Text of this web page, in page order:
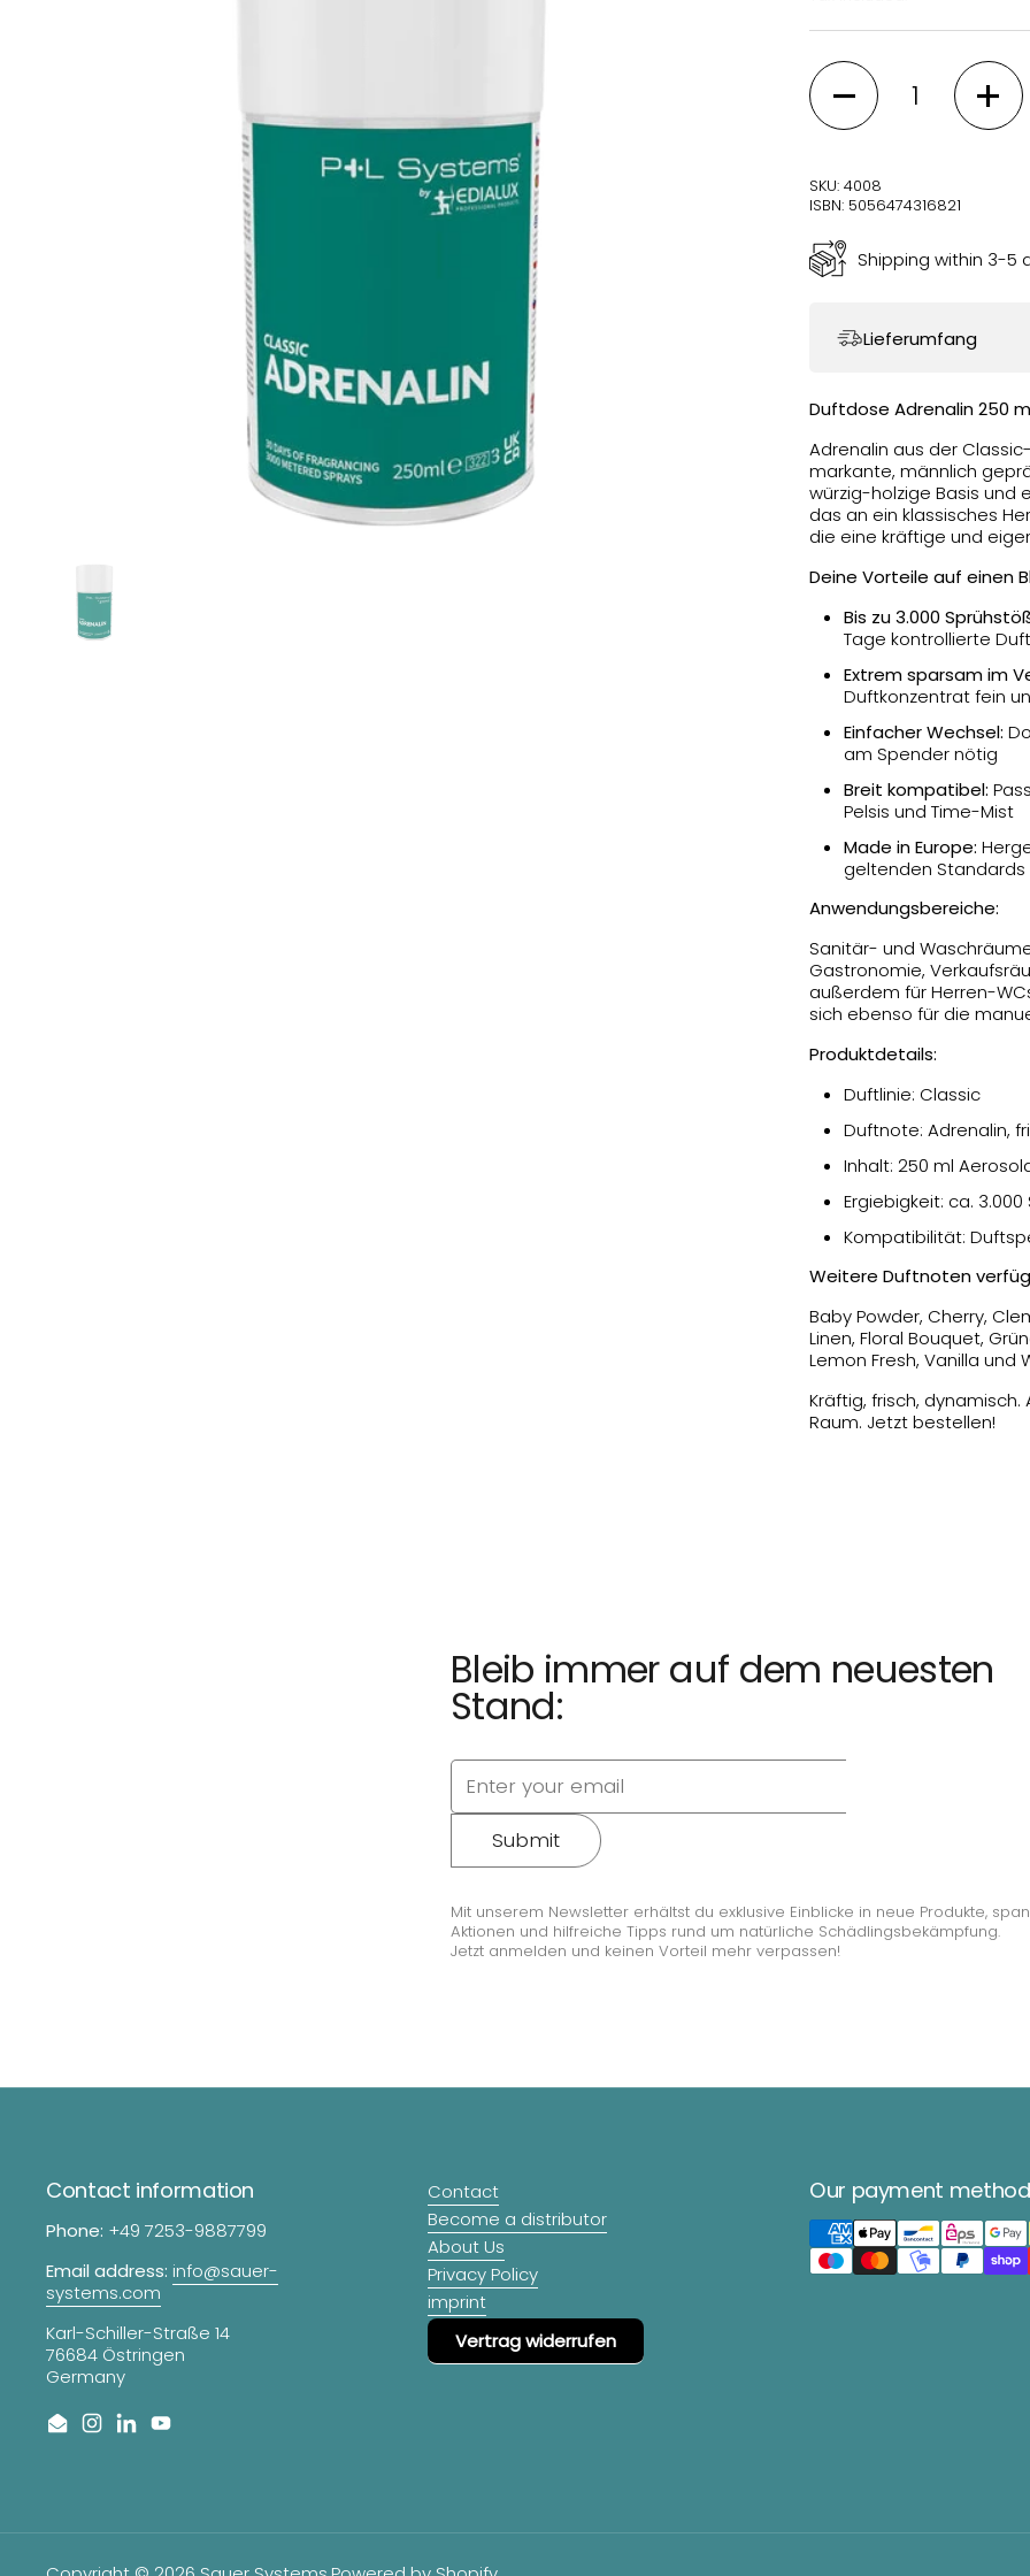
Quantity
SKU: 4008
ISBN: 5056474316821
Shipping within 3-5
Lieferumfang
Duftdose Adrenalin 250
Adrenalin aus der
markante, männlich
würzig-holzige Basis und
das an ein klassisches
die eine kräftige und
Deine Vorteile auf einen
Bis zu 3.000
Tage kontrollierte
Extrem sparsam im
Duftkonzentrat fein
Einfacher Wechsel:
am Spender nötig
Breit kompatibel:
Pelsis und Time-Mist
Made in Europe:
geltenden Standards
Anwendungsbereiche:
Sanitär- und
Gastronomie,
außerdem für Herren-
sich ebenso für die
Produktdetails:
Duftlinie: Classic
Duftnote: Adrenalin,
Inhalt: 250 ml
Ergiebigkeit: ca.
Kompatibilität:
Weitere Duftnoten
Baby Powder, Cherry,
Linen, Floral Bouquet,
Lemon Fresh, Vanilla und
Kräftig, frisch,
Raum. Jetzt bestellen!
Bleib immer auf dem neuesten
Stand:
Submit
Mit unserem Newsletter erhältst du exklusive Einblicke in neue Produkte,
Aktionen und hilfreiche Tipps rund um natürliche Schädlingsbekämpfung.
Jetzt anmelden und keinen Vorteil mehr verpassen!
Contact information
Phone: +49 7253-9887799
Email address: info@sauer-
systems.com
Karl-Schiller-Straße 14
76684 Östringen
Germany
EmailInstagram
LinkedInYouTube
Contact
Become a distributor
About Us
Privacy Policy
imprint
Vertrag widerrufen
Our payment